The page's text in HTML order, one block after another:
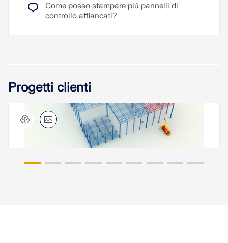
Come posso stampare più pannelli di
controllo affiancati?
Progetti clienti
Capannone in acciaio con travi reticolari, Cina